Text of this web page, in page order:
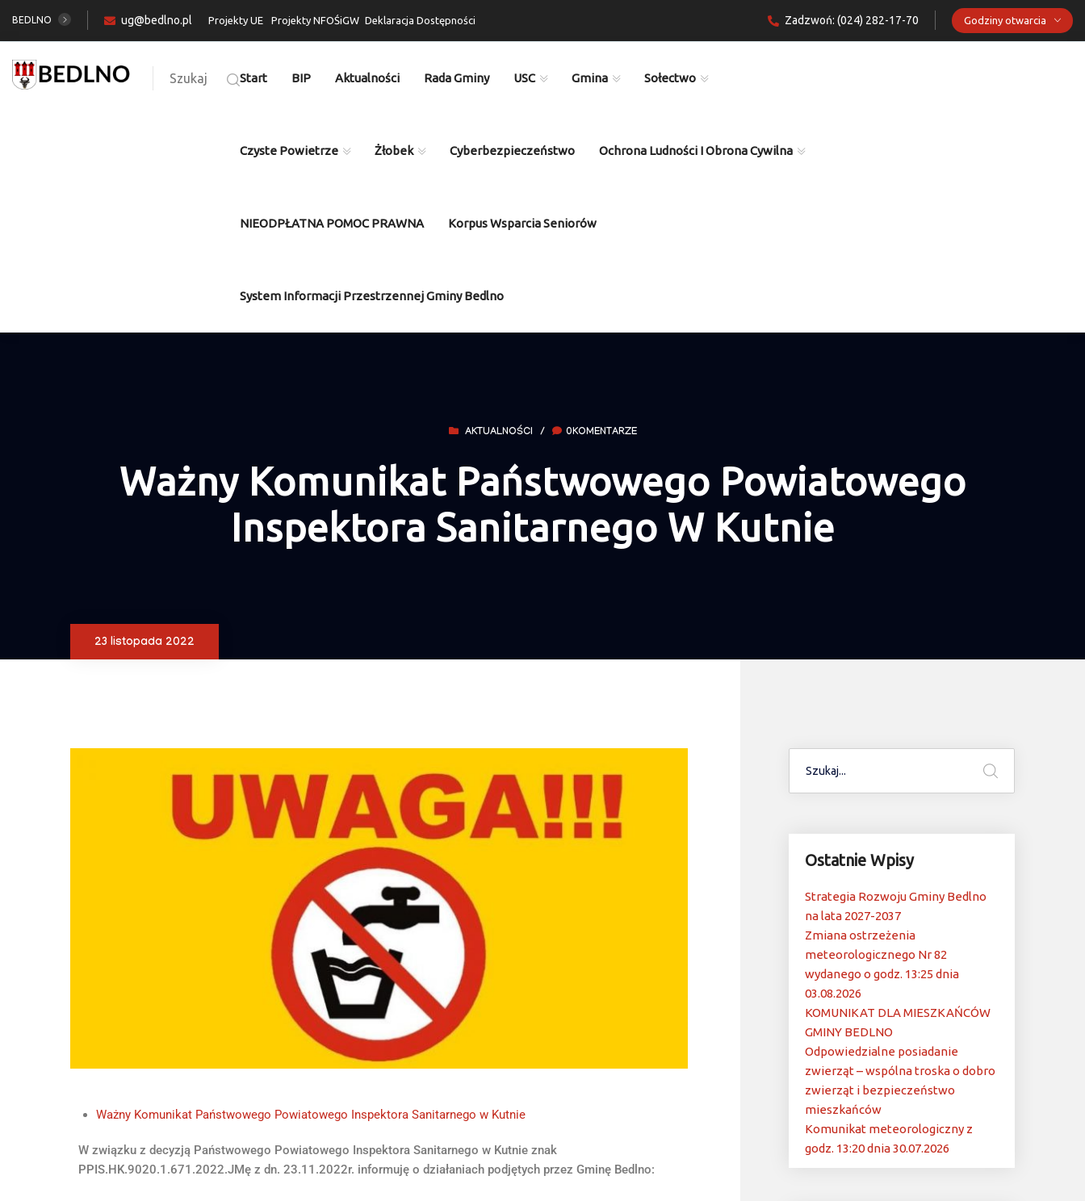
BEDLNO ug@bedlno.pl Projekty UE Projekty NFOŚiGW Deklaracja Dostępności Zadzwoń: (024) 282-17-70 Godziny otwarcia
Szukaj Start BIP Aktualności Rada Gminy USC Gmina Sołectwo
Czyste Powietrze Żłobek Cyberbezpieczeństwo Ochrona Ludności I Obrona Cywilna
NIEODPŁATNA POMOC PRAWNA Korpus Wsparcia Seniorów
System Informacji Przestrzennej Gminy Bedlno
AKTUALNOŚCI / 0KOMENTARZE
Ważny Komunikat Państwowego Powiatowego
Inspektora Sanitarnego W Kutnie
23 listopada 2022
Ważny Komunikat Państwowego Powiatowego Inspektora Sanitarnego w Kutnie
W związku z decyzją Państwowego Powiatowego Inspektora Sanitarnego w Kutnie znak
PPIS.HK.9020.1.671.2022.JMę z dn. 23.11.2022r. informuję o działaniach podjętych przez Gminę Bedlno:
Ostatnie Wpisy
Strategia Rozwoju Gminy Bedlno
na lata 2027-2037
Zmiana ostrzeżenia
meteorologicznego Nr 82
wydanego o godz. 13:25 dnia
03.08.2026
KOMUNIKAT DLA MIESZKAŃCÓW
GMINY BEDLNO
Odpowiedzialne posiadanie
zwierząt – wspólna troska o dobro
zwierząt i bezpieczeństwo
mieszkańców
Komunikat meteorologiczny z
godz. 13:20 dnia 30.07.2026